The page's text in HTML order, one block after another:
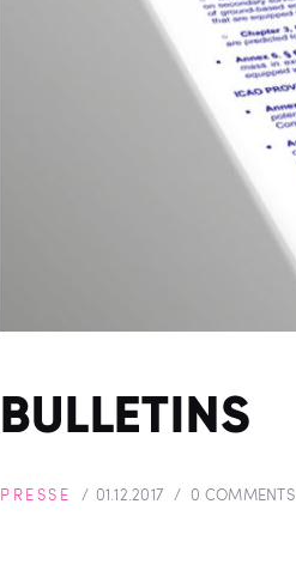
BULLETINS
PRESSE 01.12.2017 0 COMMENTS